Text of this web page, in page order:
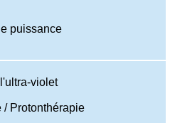
puissance
violet
/ Protonthérapie